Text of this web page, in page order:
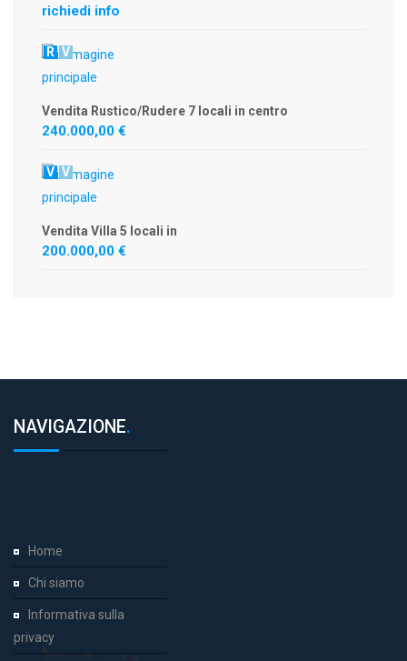
richiedi info
R V
Vendita Rustico/Rudere 7 locali in centro
240.000,00 €
V V
Vendita Villa 5 locali in
200.000,00 €
NAVIGAZIONE.
Home
Chi siamo
Informativa sulla
privacy